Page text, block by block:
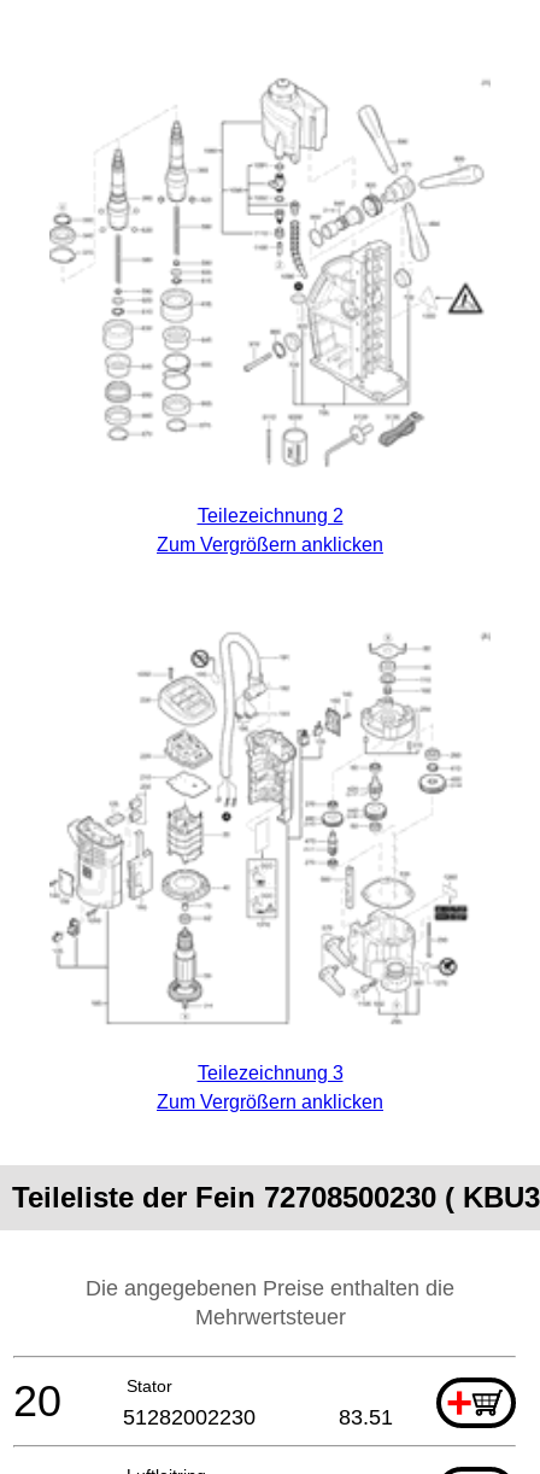
Teilezeichnung 2
Zum Vergrößern anklicken
Teilezeichnung 3
Zum Vergrößern anklicken
Teileliste der Fein 72708500230 (
Die angegebenen Preise enthalten die
Mehrwertsteuer
Stator +
20 51282002230 83.51